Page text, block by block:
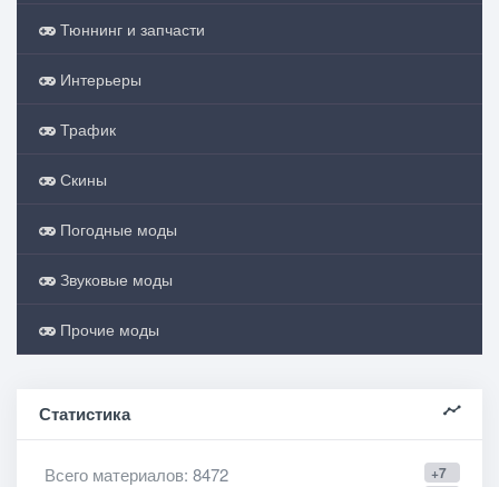
Тюннинг и запчасти
Интерьеры
Трафик
Скины
Погодные моды
Звуковые моды
Прочие моды
Статистика
+7
Всего материалов: 8472